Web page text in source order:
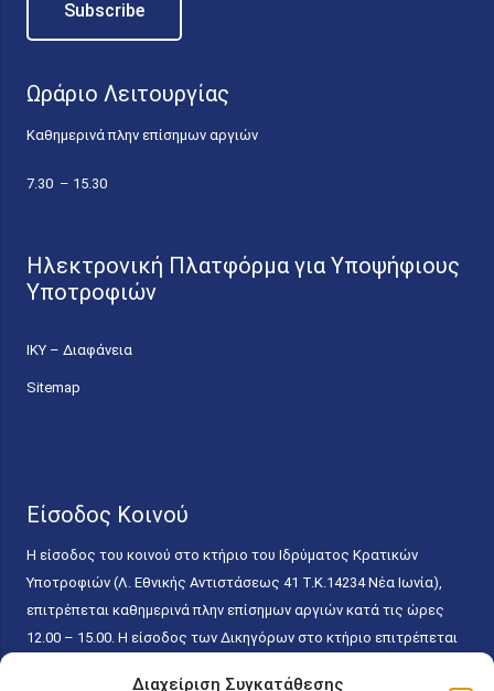
Διαχείριση Συγκατάθεσης
Ωράριο Λειτουργίας
Καθημερινά πλην επίσημων αργιών
7.30 – 15.30
Ηλεκτρονική Πλατφόρμα για Υποψήφιους
Υποτροφιών
ΙΚΥ – Διαφάνεια
Sitemap
Είσοδος Κοινού
Η είσοδος του κοινού στο κτήριο του Ιδρύματος Κρατικών
Υποτροφιών (Λ. Εθνικής Αντιστάσεως 41 T.K.14234 Νέα Ιωνία),
επιτρέπεται καθημερινά πλην επίσημων αργιών κατά τις ώρες
12.00 – 15.00. Η είσοδος των Δικηγόρων στο κτήριο επιτρέπεται